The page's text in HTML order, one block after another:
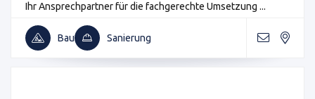
Ihr Ansprechpartner für die fachgerechte Umsetzung ...
Bau Sanierung